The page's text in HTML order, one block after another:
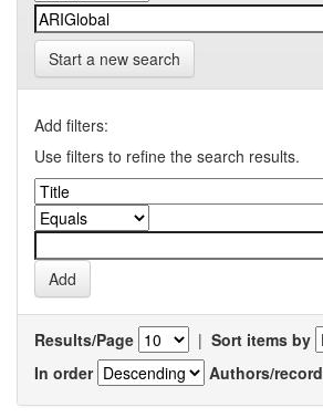
Start a new search
Add filters:
Use filters to refine the search results.
Results/Page | Sort items by
In order
Authors/record